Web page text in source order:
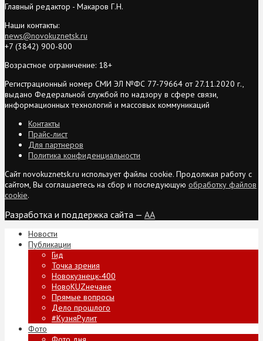
Главный редактор - Макаров Г.Н.
Наши контакты:
news@novokuznetsk.ru
+7 (3842) 900-800
Возрастное ограничение: 18+
Регистрационный номер СМИ ЭЛ №ФС 77-79664 от 27.11.2020 г.,
выдано Федеральной службой по надзору в сфере связи,
информационных технологий и массовых коммуникаций
Контакты
Прайс-лист
Для партнеров
Политика конфиденциальности
Сайт novokuznetsk.ru использует файлы cookie. Продолжая работу с
сайтом, Вы соглашаетесь на сбор и последующую обработку файлов
cookie.
Разработка и поддержка сайта — AA
Новости
Публикации
Гид
Точка зрения
Новокузнецк-400
НовоKUZнечане
Прямые вопросы
Дело прошлого
#КузняРулит
Фото